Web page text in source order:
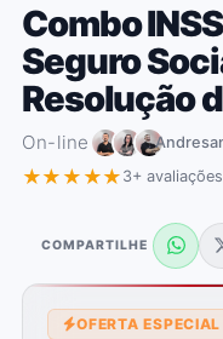
Combo
Seguro
Resolução
On-line
★★★★★ 3+ avaliações
COMPARTILHE
OFERTA ESPECIAL